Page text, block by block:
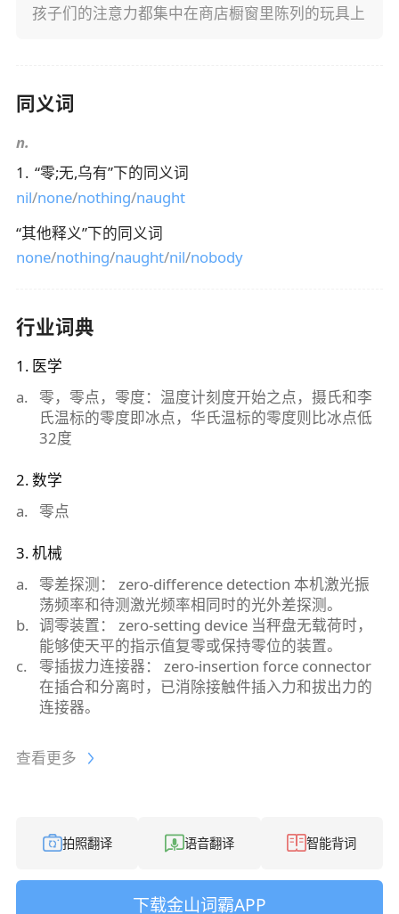
孩子们的注意力都集中在商店橱窗里陈列的玩具上
同义词
n.
1 . “零;无,乌有”下的同义词
nil/none/nothing/naught
“其他释义”下的同义词
none/nothing/naught/nil/nobody
行业词典
1 . 医学
a.
零，零点，零度：温度计刻度开始之点，摄氏和李
氏温标的零度即冰点，华氏温标的零度则比冰点低
32度
2.数学
a. 零点
3.机械
a.
零差探测： zero-difference detection 本机激光振
荡频率和待测激光频率相同时的光外差探测。
b. 调零装置： zero-setting device 当秤盘无载荷时，
能够使天平的指示值复零或保持零位的装置。
c.
零插拔力连接器： zero-insertion force connector
在插合和分离时，已消除接触件插入力和拔出力的
连接器。
查看更多
拍照翻译 语音翻译 智能背词
下载金山词霸APP